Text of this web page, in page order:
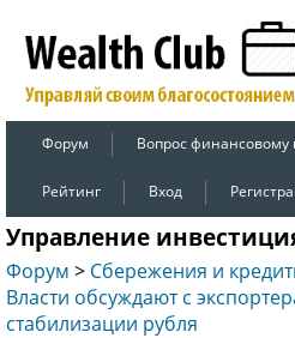
Форум Вопрос финансовому
Рейтинг Вход
Управление
Форум > Сбережения и
Власти обсуждают с
стабилизации рубля